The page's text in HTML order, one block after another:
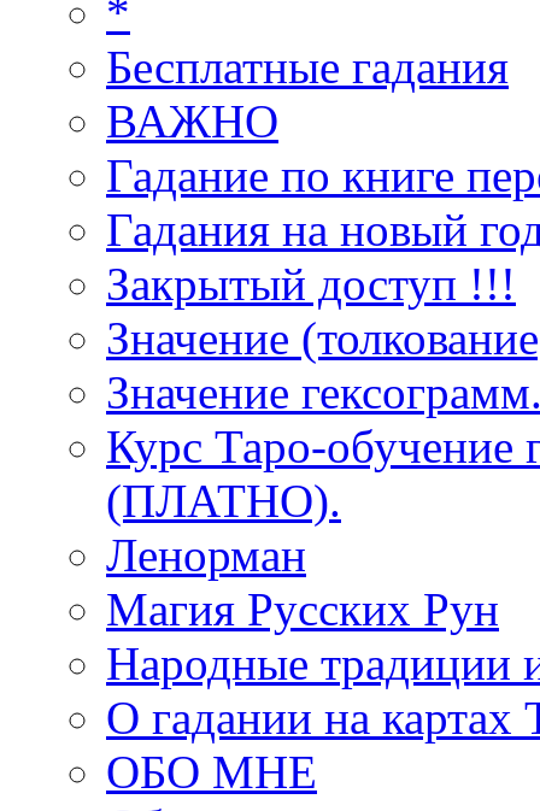
*
Бесплатные гадания
ВАЖНО
Гадание по книге
Гадания на новый
Закрытый доступ !!!
Значение
Значение
Курс Таро-обучение
(ПЛАТНО).
Ленорман
Магия Русских Рун
Народные традиции
О гадании на картах
ОБО МНЕ